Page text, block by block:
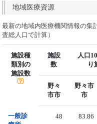
地域医療資源
最新の地域内医療機関情報の集
査総人口で計算）
施設種
類別の
施設数
施設
数
人口
り
野々
市市
野々市
市
一般診
48 83.86